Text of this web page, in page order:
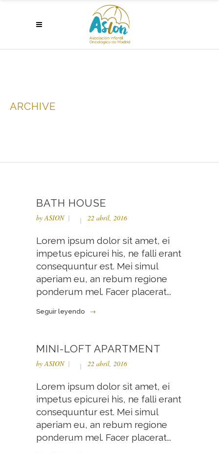
ARCHIVE
BATH HOUSE
byASION 22 abril, 2016
Lorem ipsum dolor sit amet, ei
impetus epicurei his, ne falli erant
consequuntur est. Mei simul
aperiam eu, an rebum regione
ponderum mel. Facer placerat...
Seguir leyendo
MINI-LOFT APARTMENT
byASION 22 abril, 2016
Lorem ipsum dolor sit amet, ei
impetus epicurei his, ne falli erant
consequuntur est. Mei simul
aperiam eu, an rebum regione
ponderum mel. Facer placerat...